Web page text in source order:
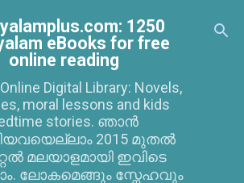
to main content1250
eBooks for free
online reading
Digital Library: Novels,
moral lessons and kids
stories. ഞാൻ
2015 മുതൽ
മലയാളമായി ഇവിടെ
ലോകമെങ്ങും സ്നേഹവും